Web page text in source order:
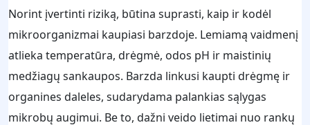
Norint įvertinti riziką, būtina suprasti, kaip ir kodėl
mikroorganizmai kaupiasi barzdoje. Lemiamą vaidmenį
atlieka temperatūra, drėgmė, odos pH ir maistinių
medžiagų sankaupos. Barzda linkusi kaupti drėgmę ir
organines daleles, sudarydama palankias sąlygas
mikrobų augimui. Be to, dažni veido lietimai nuo rankų